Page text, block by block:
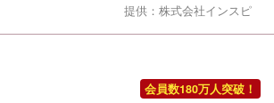
提供：株式会社インスピ
会員数180万人突破！